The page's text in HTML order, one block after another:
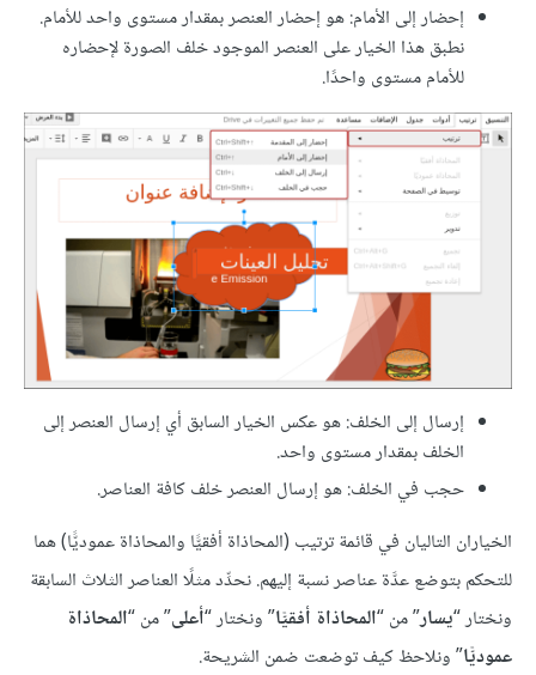
إحضار إلى الأمام: هو إحضار العنصر بمقدار مستوى واحد للأمام.
نطبق هذا الخيار على العنصر الموجود خلف الصورة لإحضاره
للأمام مستوى واحدًا.
إرسال إلى الخلف: هو عكس الخيار السابق أي إرسال العنصر إلى
الخلف بمقدار مستوى واحد.
حجب في الخلف: هو إرسال العنصر خلف كافة العناصر.
الخياران التاليان في قائمة ترتيب (المحاذاة أفقيًّا والمحاذاة عموديًّا) هما
للتحكم بتوضع عدَّة عناصر نسبة إليهم. نحدِّد مثلًا العناصر الثلاث السابقة
ونختار “يسار” من “المحاذاة أفقيًّا” ونختار “أعلى” من “المحاذاة
عموديًّا” ونلاحظ كيف توضعت ضمن الشريحة.